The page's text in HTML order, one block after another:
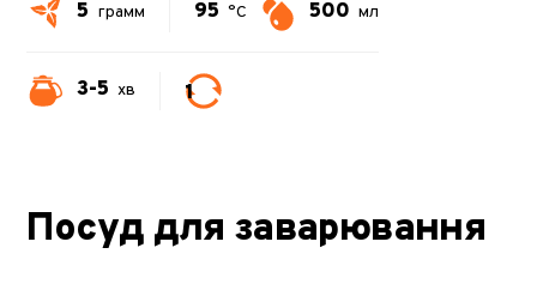
5 грамм 95 °C 500 мл
3-5 хв 1
Посуд для заварювання